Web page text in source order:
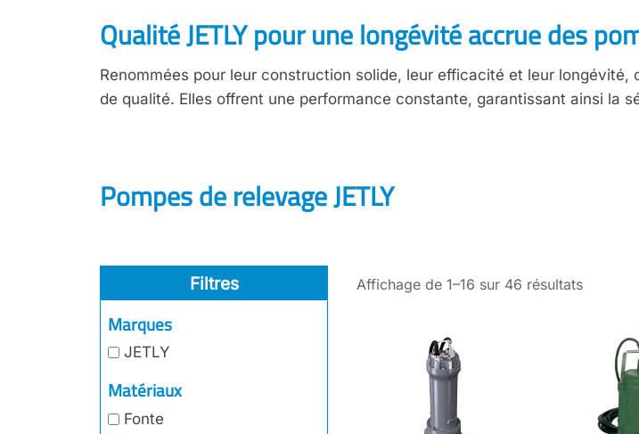
Qualité JETLY pour une longévité accrue des
Renommées pour leur construction solide, leur efficacité et leur
de qualité. Elles offrent une performance constante, garantissant ainsi la
Pompes de relevage JETLY
Filtres
Marques
JETLY
Matériaux
Fonte
Affichage de 1–16 sur 46 résultats